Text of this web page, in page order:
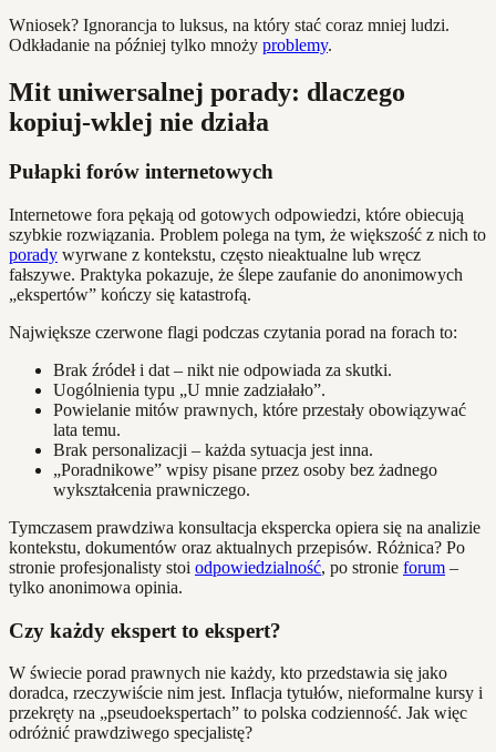
Wniosek? Ignorancja to luksus, na który stać coraz mniej ludzi.
Odkładanie na później tylko mnoży problemy.
Mit uniwersalnej porady: dlaczego
kopiuj-wklej nie działa
Pułapki forów internetowych
Internetowe fora pękają od gotowych odpowiedzi, które obiecują
szybkie rozwiązania. Problem polega na tym, że większość z nich to
porady wyrwane z kontekstu, często nieaktualne lub wręcz
fałszywe. Praktyka pokazuje, że ślepe zaufanie do anonimowych
„ekspertów” kończy się katastrofą.
Największe czerwone flagi podczas czytania porad na forach to:
Brak źródeł i dat – nikt nie odpowiada za skutki.
Uogólnienia typu „U mnie zadziałało”.
Powielanie mitów prawnych, które przestały obowiązywać
lata temu.
Brak personalizacji – każda sytuacja jest inna.
„Poradnikowe” wpisy pisane przez osoby bez żadnego
wykształcenia prawniczego.
Tymczasem prawdziwa konsultacja ekspercka opiera się na analizie
kontekstu, dokumentów oraz aktualnych przepisów. Różnica? Po
stronie profesjonalisty stoi odpowiedzialność, po stronie forum –
tylko anonimowa opinia.
Czy każdy ekspert to ekspert?
W świecie porad prawnych nie każdy, kto przedstawia się jako
doradca, rzeczywiście nim jest. Inflacja tytułów, nieformalne kursy i
przekręty na „pseudoekspertach” to polska codzienność. Jak więc
odróżnić prawdziwego specjalistę?